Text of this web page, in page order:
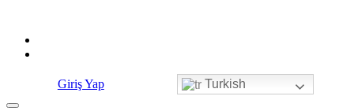
content
Giriş Yap Turkish